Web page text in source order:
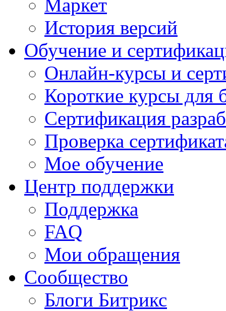
Маркет
История версий
Обучение и
Онлайн-курсы и
Короткие курсы для
Сертификация
Проверка
Мое обучение
Центр поддержки
Поддержка
FAQ
Мои обращения
Сообщество
Блоги Битрикс